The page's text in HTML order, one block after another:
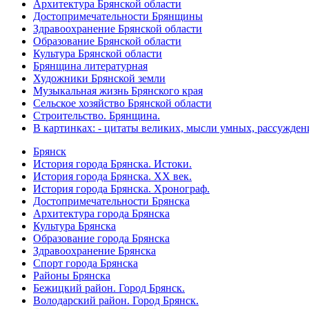
Архитектура Брянской области
Достопримечательности Брянщины
Здравоохранение Брянской области
Образование Брянской области
Культура Брянской области
Брянщина литературная
Художники Брянской земли
Музыкальная жизнь Брянского края
Сельское хозяйство Брянской области
Строительство. Брянщина.
В картинках: - цитаты великих, мысли умных,
Брянск
История города Брянска. Истоки.
История города Брянска. XX век.
История города Брянска. Хронограф.
Достопримечательности Брянска
Архитектура города Брянска
Культура Брянска
Образование города Брянска
Здравоохранение Брянска
Спорт города Брянска
Районы Брянска
Бежицкий район. Город Брянск.
Володарский район. Город Брянск.